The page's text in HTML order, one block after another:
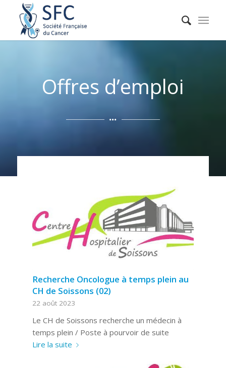
Offres d’emploi
Recherche Oncologue à temps plein au
CH de Soissons (02)
22 août 2023
Le CH de Soissons recherche un médecin à
temps plein / Poste à pourvoir de suite
Lire la suite